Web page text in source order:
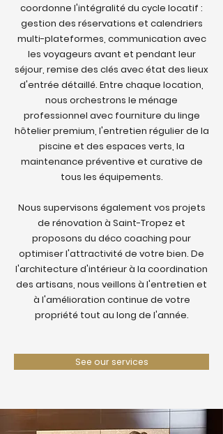
coordonne l'intégralité du cycle locatif :
gestion des réservations et calendriers
multi-plateformes, communication avec
les voyageurs avant et pendant leur
séjour, remise des clés avec état des lieux
d'entrée détaillé. Entre chaque location,
nous orchestrons le ménage
professionnel avec fourniture du linge
hôtelier premium, l'entretien régulier de la
piscine et des espaces verts, la
maintenance préventive et curative de
tous les équipements.
Nous supervisons également vos projets
de rénovation à Saint-Tropez et
proposons du déco coaching pour
optimiser l'attractivité de votre bien. De
l'architecture d'intérieur à la coordination
des artisans, nous veillons à l'entretien et
à l'amélioration continue de votre
propriété tout au long de l'année.
See our services